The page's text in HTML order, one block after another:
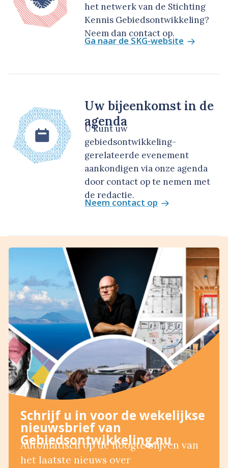
het netwerk van de Stichting
Kennis Gebiedsontwikkeling?
Neem dan contact op.
Ga naar de SKG-website
Uw bijeenkomst in de
agenda
U kunt uw
gebiedsontwikkeling-
gerelateerde evenement
aankondigen via onze agenda
door contact op te nemen met
de redactie.
Neem contact op
Schrijf u in voor de wekelijkse
nieuwsbrief van
Gebiedsontwikkeling.nu
Automatisch op de hoogte blijven van
het laatste nieuws over